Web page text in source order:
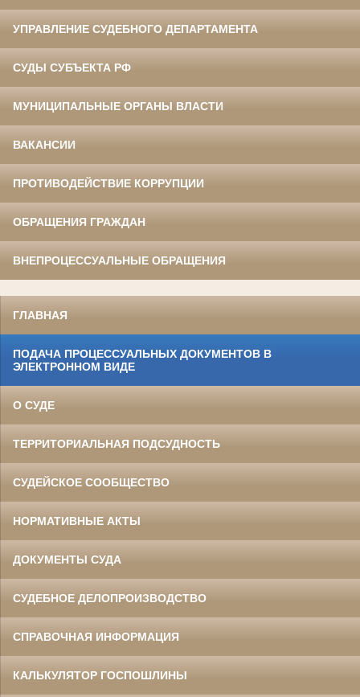
УПРАВЛЕНИЕ СУДЕБНОГО ДЕПАРТАМЕНТА
СУДЫ СУБЪЕКТА РФ
МУНИЦИПАЛЬНЫЕ ОРГАНЫ ВЛАСТИ
ВАКАНСИИ
ПРОТИВОДЕЙСТВИЕ КОРРУПЦИИ
ОБРАЩЕНИЯ ГРАЖДАН
ВНЕПРОЦЕССУАЛЬНЫЕ ОБРАЩЕНИЯ
ГЛАВНАЯ
ПОДАЧА ПРОЦЕССУАЛЬНЫХ ДОКУМЕНТОВ В
ЭЛЕКТРОННОМ ВИДЕ
О СУДЕ
ТЕРРИТОРИАЛЬНАЯ ПОДСУДНОСТЬ
СУДЕЙСКОЕ СООБЩЕСТВО
НОРМАТИВНЫЕ АКТЫ
ДОКУМЕНТЫ СУДА
СУДЕБНОЕ ДЕЛОПРОИЗВОДСТВО
СПРАВОЧНАЯ ИНФОРМАЦИЯ
КАЛЬКУЛЯТОР ГОСПОШЛИНЫ